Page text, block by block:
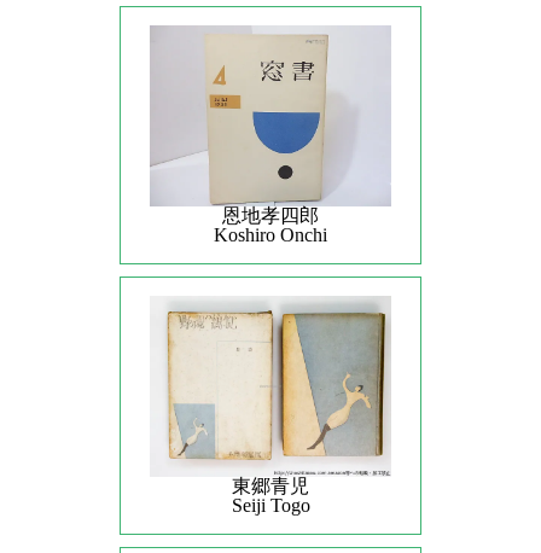
恩地孝四郎
Koshiro Onchi
東郷青児
Seiji Togo